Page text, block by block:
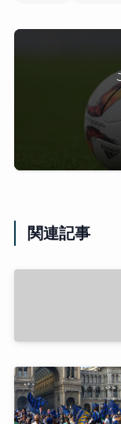
関連記事